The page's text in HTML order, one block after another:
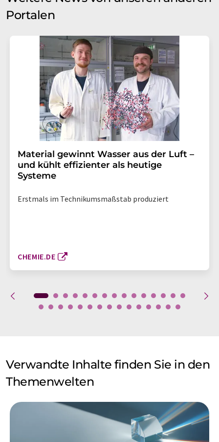
Portalen
Material gewinnt Wasser aus der Luft –
und kühlt effizienter als heutige
Systeme
Erstmals im Technikumsmaßstab produziert
CHEMIE.DE
Verwandte Inhalte finden Sie in den
Themenwelten